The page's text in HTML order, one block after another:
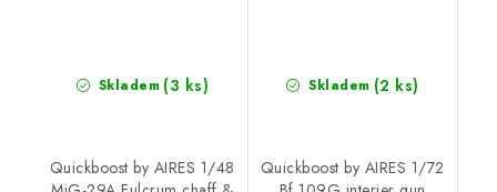
Skladem (3 ks)
Quickboost by AIRES 1/48
Skladem (2 ks)
Quickboost by AIRES 1/72